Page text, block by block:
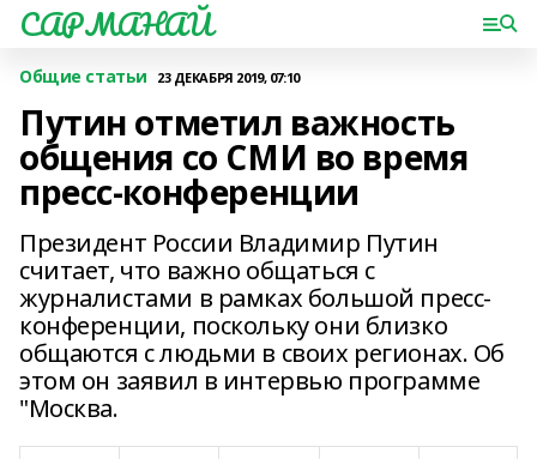
САРМАНАЙ
Общие статьи 23 ДЕКАБРЯ 2019, 07:10
Путин отметил важность
общения со СМИ во время
пресс-конференции
Президент России Владимир Путин
считает, что важно общаться с
журналистами в рамках большой пресс-
конференции, поскольку они близко
общаются с людьми в своих регионах. Об
этом он заявил в интервью программе
"Москва.